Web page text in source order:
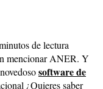
de lectura
mencionar ANER. Y
software de
¿Quieres saber